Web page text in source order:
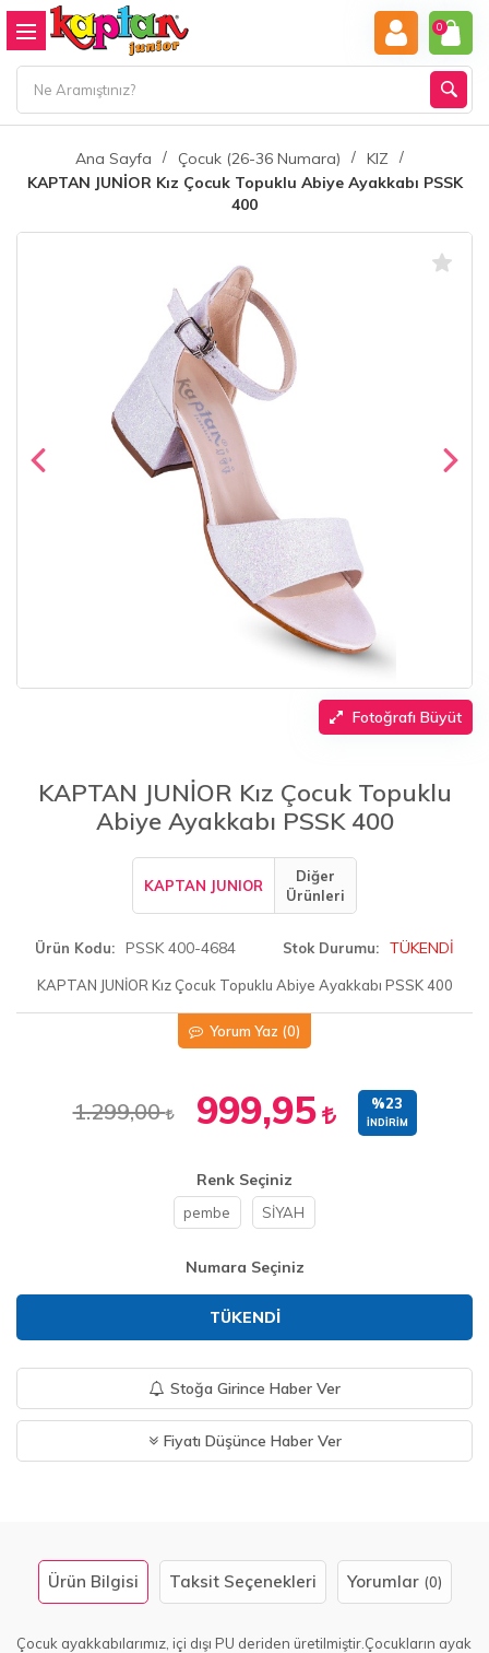
0
Ana Sayfa Çocuk (26-36 Numara)
KIZ
KAPTAN JUNİOR Kız Çocuk Topuklu Abiye Ayakkabı PSSK
400
Fotoğrafı Büyüt
KAPTAN JUNİOR Kız Çocuk Topuklu
Abiye Ayakkabı PSSK 400
KAPTAN JUNIOR
Diğer
Ürünleri
Ürün Kodu PSSK 400-4684 Stok Durumu TÜKENDİ
KAPTAN JUNİOR Kız Çocuk Topuklu Abiye Ayakkabı PSSK 400
Yorum Yaz (0)
1.299,00 999,95 %23
İNDIRIM
Renk Seçiniz
pembe SİYAH
Numara Seçiniz
TÜKENDI
Stoğa Girince Haber Ver
Fiyatı Düşünce Haber Ver
Ürün Bilgisi Taksit Seçenekleri Yorumlar (0)
Çocuk ayakkabılarımız, içi dışı PU deriden üretilmiştir.Çocukların ayak